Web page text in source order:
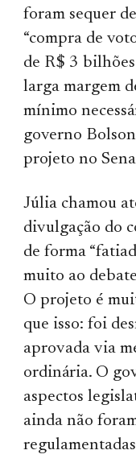
foram sequer
“compra de
de R$ 3
larga margem
mínimo
governo
projeto no
Júlia chamou
divulgação do
de forma
muito ao
O projeto é
que isso: foi
aprovada via
ordinária. O
aspectos
ainda não